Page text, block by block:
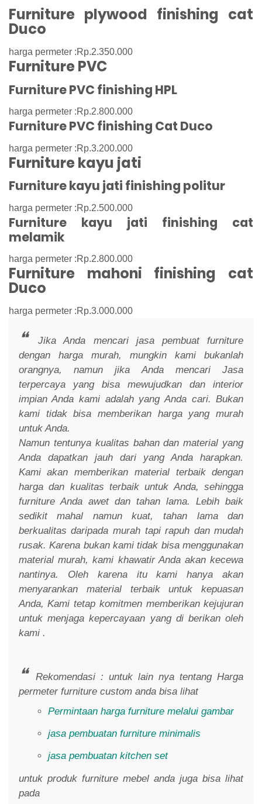
Furniture plywood finishing cat
Duco
harga permeter :Rp.2.350.000
Furniture PVC
Furniture PVC finishing HPL
harga permeter :Rp.2.800.000
Furniture PVC finishing Cat Duco
harga permeter :Rp.3.200.000
Furniture kayu jati
Furniture kayu jati finishing politur
harga permeter :Rp.2.500.000
Furniture kayu jati finishing cat
melamik
harga permeter :Rp.2.800.000
Furniture mahoni finishing cat
Duco
harga permeter :Rp.3.000.000
Jika Anda mencari jasa pembuat furniture
dengan harga murah, mungkin kami bukanlah
orangnya, namun jika Anda mencari Jasa
terpercaya yang bisa mewujudkan dan interior
impian Anda kami adalah yang Anda cari. Bukan
kami tidak bisa memberikan harga yang murah
untuk Anda.
Namun tentunya kualitas bahan dan material yang
Anda dapatkan jauh dari yang Anda harapkan.
Kami akan memberikan material terbaik dengan
harga dan kualitas terbaik untuk Anda, sehingga
furniture Anda awet dan tahan lama. Lebih baik
sedikit mahal namun kuat, tahan lama dan
berkualitas daripada murah tapi rapuh dan mudah
rusak. Karena bukan kami tidak bisa menggunakan
material murah, kami khawatir Anda akan kecewa
nantinya. Oleh karena itu kami hanya akan
menyarankan material terbaik untuk kepuasan
Anda, Kami tetap komitmen memberikan kejujuran
untuk menjaga kepercayaan yang di berikan oleh
kami .
Rekomendasi : untuk lain nya tentang Harga
permeter furniture custom anda bisa lihat
Permintaan harga furniture melalui gambar
jasa pembuatan furniture minimalis
jasa pembuatan kitchen set
untuk produk furniture mebel anda juga bisa lihat
pada